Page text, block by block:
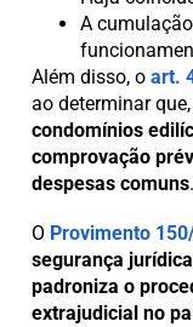
A
Além disso, o art.
ao determinar que,
condomínios
comprovação
despesas comuns.
O Provimento
segurança
padroniza o
extrajudicial no